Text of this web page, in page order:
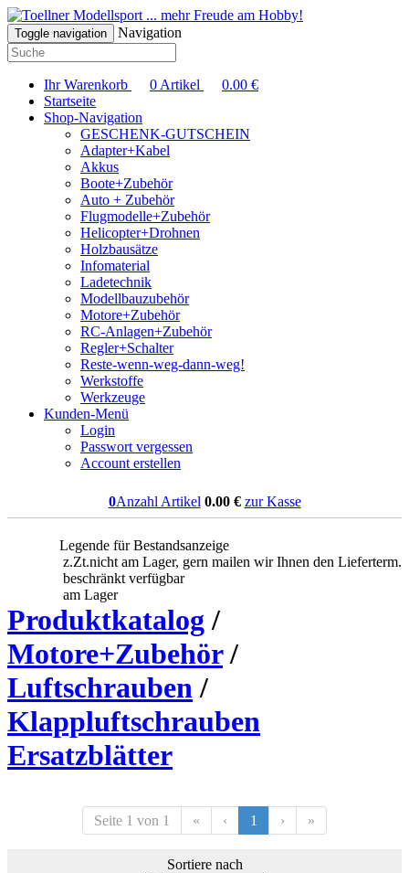
... mehr Freude am Hobby!
Toggle navigation Navigation
Ihr Warenkorb 0 Artikel 0.00 €
Startseite
Shop-Navigation
GESCHENK-GUTSCHEIN
Adapter+Kabel
Akkus
Boote+Zubehör
Auto + Zubehör
Flugmodelle+Zubehör
Helicopter+Drohnen
Holzbausätze
Infomaterial
Ladetechnik
Modellbauzubehör
Motore+Zubehör
RC-Anlagen+Zubehör
Regler+Schalter
Reste-wenn-weg-dann-weg!
Werkstoffe
Werkzeuge
Kunden-Menü
Login
Passwort vergessen
Account erstellen
0Anzahl Artikel 0.00€ zur Kasse
Legende für Bestandsanzeige
z.Zt.nicht am Lager, gern mailen wir Ihnen den Lieferterm.
beschränkt verfügbar
am Lager
Produktkatalog/
Motore+Zubehör/
Luftschrauben/
Klappluftschrauben
Ersatzblätter
Seite 1 von 1 « ‹ 1 › »
Sortiere nach